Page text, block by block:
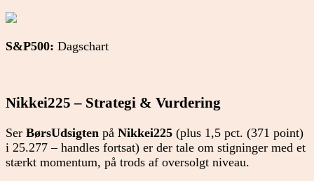
S&P500: Dagschart
Nikkei225 – Strategi & Vurdering
Ser BørsUdsigten på Nikkei225 (plus 1,5 pct. (371 point)
i 25.277 – handles fortsat) er der tale om stigninger med et
stærkt momentum, på trods af oversolgt niveau.